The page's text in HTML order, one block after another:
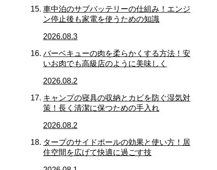
車中泊のサブバッテリーの仕組み！エンジ
ン停止後も家電を使うための知識
2026.08.3
バーベキューの肉を柔らかくする方法！安
いお肉でも高級店のように美味しく
2026.08.2
キャンプの寝具の収納とカビを防ぐ湿気対
策！長く清潔に保つための手入れ
2026.08.2
タープのサイドポールの効果と使い方！居
住空間を広げて快適に過ごす技